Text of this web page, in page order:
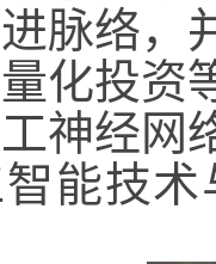
脉络，
化投资
神经网
能技